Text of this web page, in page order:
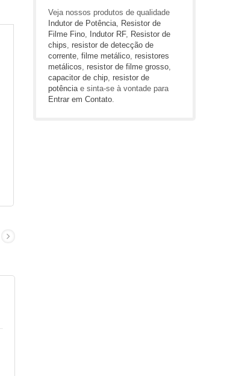
Veja nossos produtos de qualidade
Indutor de Potência, Resistor de
Filme Fino, Indutor RF, Resistor de
chips, resistor de detecção de
corrente, filme metálico, resistores
metálicos, resistor de filme grosso,
capacitor de chip, resistor de
potênciae sinta-se à vontade para
Entrar em Contato.